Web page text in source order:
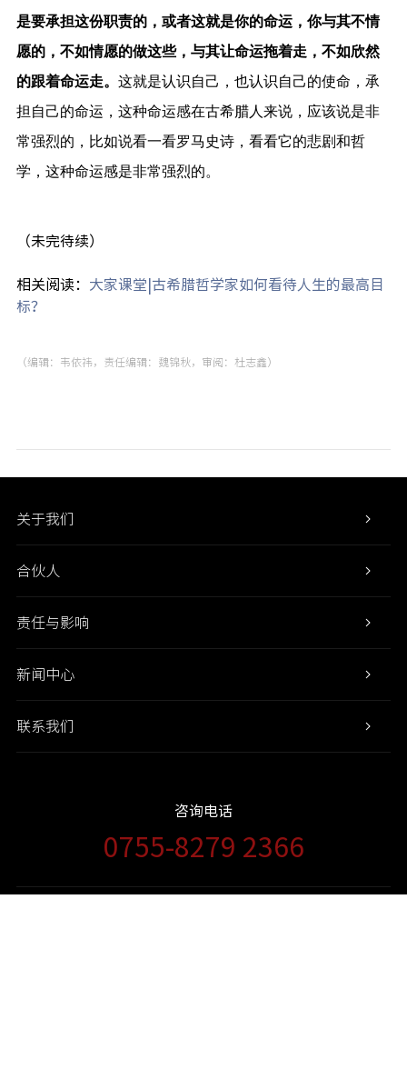
是要承担这份职责的，或者这就是你的命运，你与其不情
愿的，不如情愿的做这些，与其让命运拖着走，不如欣然
的跟着命运走。 这就是认识自己，也认识自己的使命，承
担自己的命运，这种命运感在古希腊人来说，应该说是非
常强烈的，比如说看一看罗马史诗，看看它的悲剧和哲
学，这种命运感是非常强烈的。
（未完待续）
相关阅读： 大家课堂|古希腊哲学家如何看待人生的最高目
标？
（编辑：韦依祎，责任编辑：魏锦秋，审阅：杜志鑫）
关于我们
合伙人
责任与影响
新闻中心
联系我们
咨询电话
0755-8279 2366